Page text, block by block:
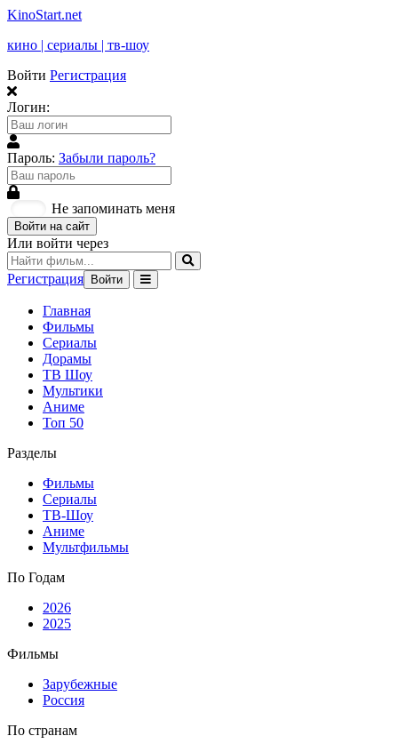
KinoStart.net
кино | сериалы | тв-шоу
Войти Регистрация
Логин:
Пароль: Забыли пароль?
Не запоминать меня
Войти на сайт
Или войти через
Регистрация Войти
Главная
Фильмы
Сериалы
Дорамы
ТВ Шоу
Мультики
Аниме
Топ 50
Разделы
Фильмы
Сериалы
ТВ-Шоу
Аниме
Мультфильмы
По Годам
2026
2025
Фильмы
Зарубежные
Россия
По странам